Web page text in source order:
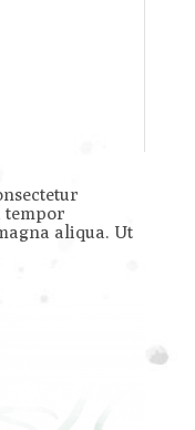
tempor
aliqua. Ut